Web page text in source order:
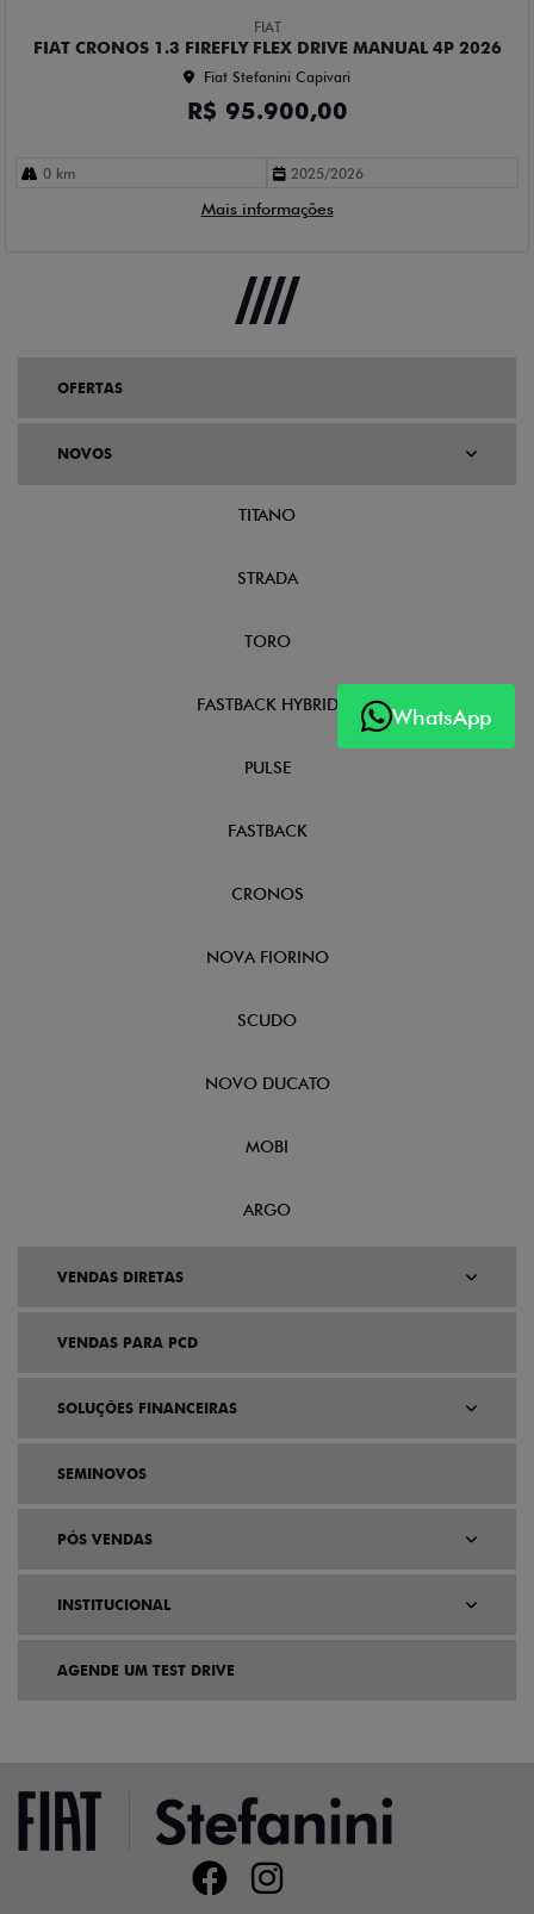
FIAT
FIAT CRONOS 1.3 FIREFLY FLEX DRIVE MANUAL 4P 2026
Fiat Stefanini Capivari
R$ 95.900,00
0 km 2025/2026
Mais informações
WhatsApp
OFERTAS
NOVOS
TITANO
STRADA
TORO
FASTBACK HYBRID
PULSE
FASTBACK
CRONOS
NOVA FIORINO
SCUDO
NOVO DUCATO
MOBI
ARGO
VENDAS DIRETAS
VENDAS PARA PCD
SOLUÇÕES FINANCEIRAS
SEMINOVOS
PÓS VENDAS
INSTITUCIONAL
AGENDE UM TEST DRIVE